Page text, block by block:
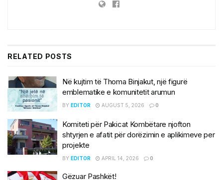
RELATED POSTS
Në kujtim të Thoma Binjakut, një figurë
emblematike e komunitetit arumun
BY EDITOR AUGUST 5, 2026 0
Komiteti për Pakicat Kombëtare njofton
shtyrjen e afatit për dorëzimin e aplikimeve per
projekte
BY EDITOR APRIL 14, 2026 0
Gëzuar Pashkët!